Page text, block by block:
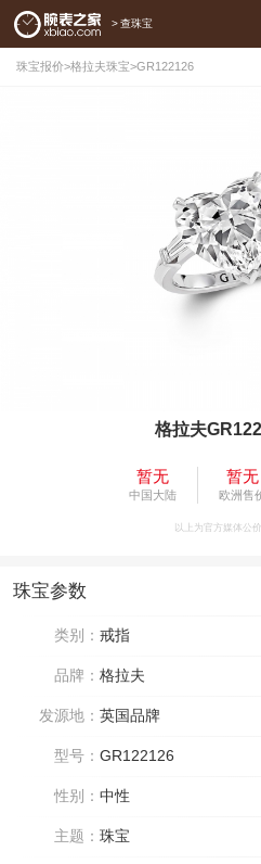
> 查珠宝
珠宝报价>格拉夫珠宝>GR122126
格拉夫
暂无
中国大陆
暂无
欧洲售
以上为官方媒体公
珠宝参数
类别： 戒指
品牌： 格拉夫
发源地： 英国品牌
型号： GR122126
性别： 中性
主题： 珠宝